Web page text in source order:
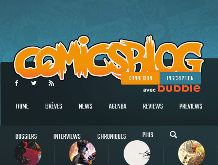
CONNEXION INSCRIPTION
HOME BRÈVES NEWS AGENDA REVIEWS PREVIEWS
DOSSIERS INTERVIEWS CHRONIQUES PLUS